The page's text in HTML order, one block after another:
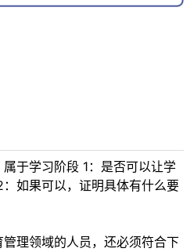
属于学习阶段 1：是否可以让学
如果可以，证明具体有什么要
理领域的人员，还必须符合下